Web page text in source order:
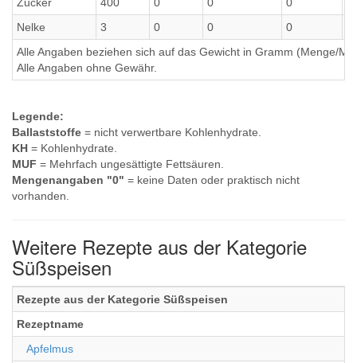
Nelke
3 0 0 0
Alle Angaben beziehen sich auf das Gewicht in Gramm (Menge/
Alle Angaben ohne Gewähr.
Legende:
Ballaststoffe = nicht verwertbare Kohlenhydrate.
KH = Kohlenhydrate.
MUF = Mehrfach ungesättigte Fettsäuren.
Mengenangaben "0" = keine Daten oder praktisch nicht
vorhanden.
Weitere Rezepte aus der Kategorie
Süßspeisen
Rezepte aus der Kategorie Süßspeisen
Rezeptname
Apfelmus